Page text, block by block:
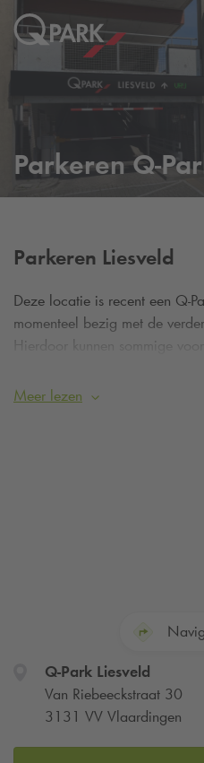
Parkeren Q-
Parkeren Liesveld
Deze locatie is recent een Q-
momenteel bezig met de
Hierdoor kunnen sommige
niet.
Meer lezen
Q-ParkLiesveld
Van Riebeeckstraat 30
3131 VV Vlaardingen